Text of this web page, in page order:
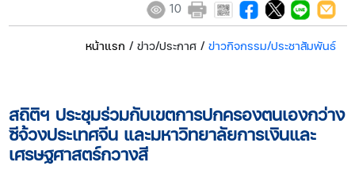
10
หน้าแรก / ข่าว/ประกาศ / ข่าวกิจกรรม/ประชาสัมพันธ์
สถิติฯ ประชุมร่วมกับเขตการปกครองตนเองกว่าง
ซีจ้วงประเทศจีน และมหาวิทยาลัยการเงินและ
เศรษฐศาสตร์กวางสี